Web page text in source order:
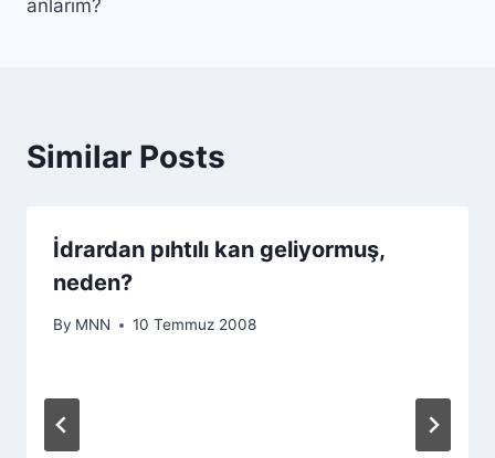
anlarım?
Similar Posts
İdrardan pıhtılı kan geliyormuş,
neden?
By MNN 10 Temmuz 2008